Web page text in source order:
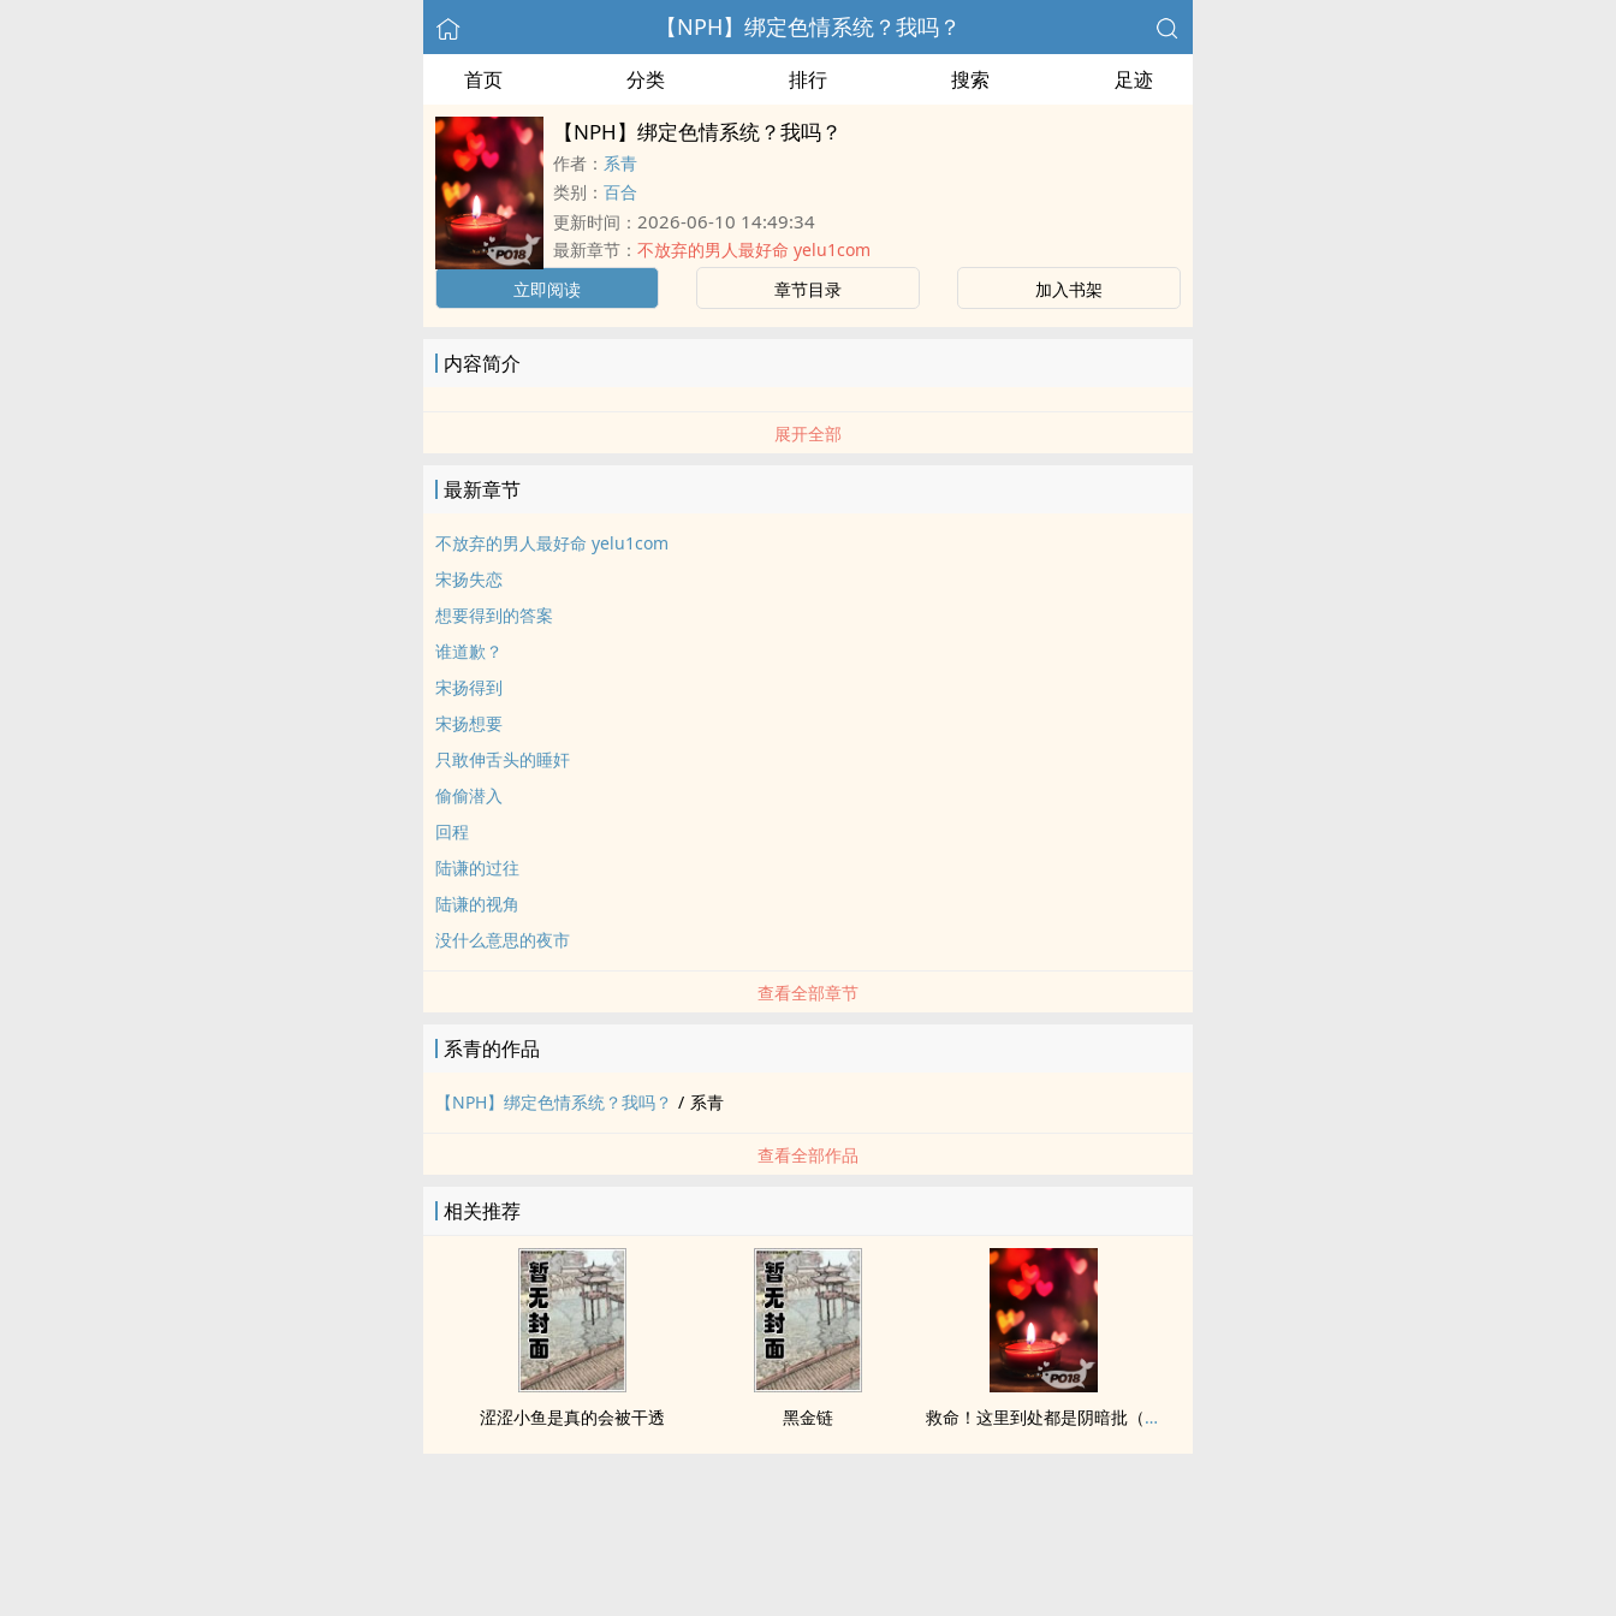
【NPH】绑定色情系统？我吗？
首页 分类 排行 搜索 足迹
【NPH】绑定色情系统？我吗？
作者： 系青
类别： 百合
更新时间： 2026-06-10 14:49:34
最新章节： 不放弃的男人最好命 yelu1com
立即阅读
章节目录 加入书架
内容简介
展开全部
最新章节
不放弃的男人最好命 yelu1com
宋扬失恋
想要得到的答案
谁道歉？
宋扬得到
宋扬想要
只敢伸舌头的睡奸
偷偷潜入
回程
陆谦的过往
陆谦的视角
没什么意思的夜市
查看全部章节
系青的作品
【NPH】绑定色情系统？我吗？ / 系青
查看全部作品
相关推荐
涩涩小鱼是真的会被干透 黑金链 救命！这里到处都是阴暗批（西幻NPH）